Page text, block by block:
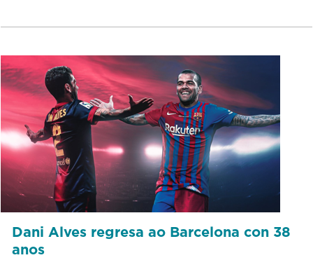
Dani Alves regresa ao Barcelona con 38
anos